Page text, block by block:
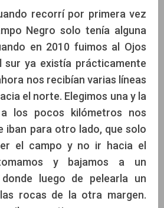
recorrí por primera vez
Negro solo tenía alguna
en 2010 fuimos al Ojos
sur ya existía prácticamente
nos recibían varias líneas
el norte. Elegimos una y la
los pocos kilómetros nos
iban para otro lado, que solo
el campo y no ir hacia el
y bajamos a un
luego de pelearla un
rocas de la otra margen.